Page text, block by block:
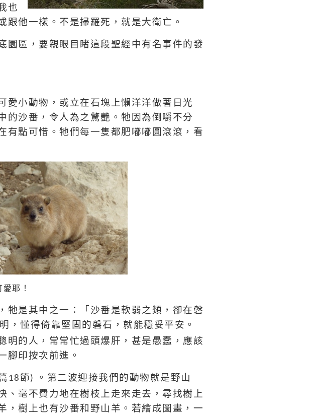
也
跟他一樣。 不是掃羅死，就是大衛亡。
園區，要親眼目睹這段聖經中有名事件的發
愛小動物，或立在石塊上懶洋洋做著日光
的沙番，令人為之驚艷。牠因為倒嚼不分
有點可惜。牠們每一隻都肥嘟嘟圓滾滾，看
耶！
牠是其中之一：「沙番是軟弱之類，卻在磐
，懂得倚靠堅固的磐石，就能穩妥平安。
明的人，常常忙過頭爆肝，甚是愚蠢，應該
腳印按次前進。
18 節)
。第二波迎接我們的動物就是野山
、毫不費力地在樹枝上走來走去，尋找樹上
，樹上也有沙番和野山羊。若繪成圖畫，一